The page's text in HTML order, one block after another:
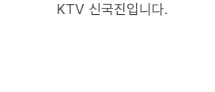
KTV 신국진입니다.